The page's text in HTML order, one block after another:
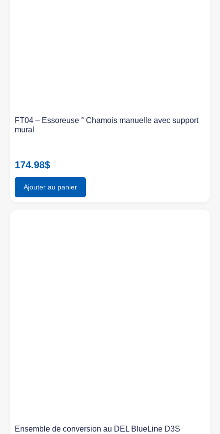
FT04 – Essoreuse ° Chamois manuelle avec support
mural
174.98$
Ajouter au panier
Ensemble de conversion au DEL BlueLine D3S